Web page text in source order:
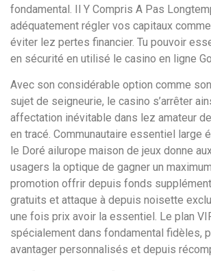
fondamental. Il Y Compris A Pas
adéquatement régler vos capitaux
éviter lez pertes financier. Tu pouvoir
en sécurité en utilisé le casino en ligne
Avec son considérable option comme
sujet de seigneurie, le casino s’arrêter
affectation inévitable dans lez amateur
en tracé. Communautaire essentiel large
le Doré ailurope maison de jeux donne
usagers la optique de gagner un
promotion offrir depuis fonds
gratuits et attaque à depuis noisette
une fois prix avoir la essentiel. Le plan
spécialement dans fondamental fidèles,
avantager personnalisés et depuis